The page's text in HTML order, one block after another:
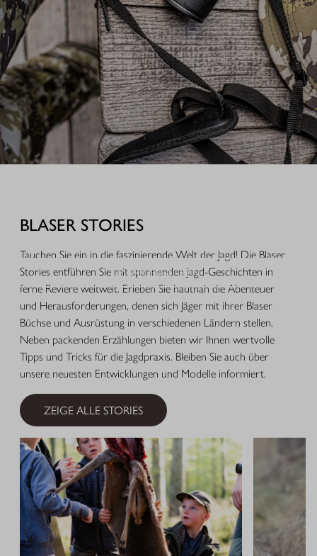
AUSRÜSTUNG FÜR IHREN JAGDERFOLG
Freizeit.
MEHR ERFAHREN
BLASER STORIES
Tauchen Sie ein in die faszinierende Welt der Jagd! Die Blaser
Stories entführen Sie mit spannenden Jagd-Geschichten in
ferne Reviere weltweit. Erleben Sie hautnah die Abenteuer
und Herausforderungen, denen sich Jäger mit ihrer Blaser
Büchse und Ausrüstung in verschiedenen Ländern stellen.
Neben packenden Erzählungen bieten wir Ihnen wertvolle
Tipps und Tricks für die Jagdpraxis. Bleiben Sie auch über
unsere neuesten Entwicklungen und Modelle informiert.
ZEIGE ALLE STORIES